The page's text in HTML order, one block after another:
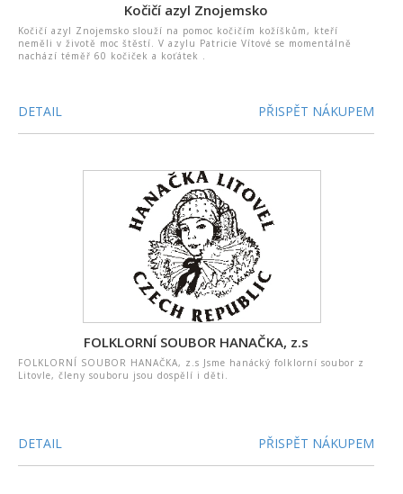
Kočičí azyl Znojemsko
Kočičí azyl Znojemsko slouží na pomoc kočičím kožíškům, kteří
neměli v životě moc štěstí. V azylu Patricie Vítové se momentálně
nachází téměř 60 kočiček a koťátek .
DETAIL PŘISPĚT NÁKUPEM
FOLKLORNÍ SOUBOR HANAČKA, z.s
FOLKLORNÍ SOUBOR HANAČKA, z.s Jsme hanácký folklorní soubor z
Litovle, členy souboru jsou dospělí i děti.
DETAIL PŘISPĚT NÁKUPEM